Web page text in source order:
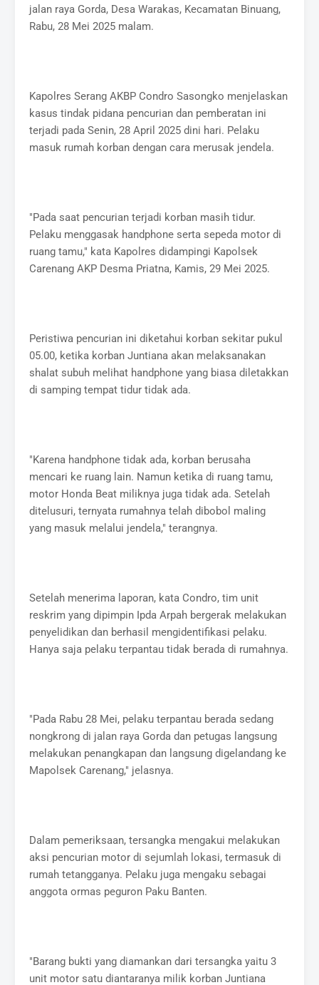
jalan raya Gorda, Desa Warakas, Kecamatan Binuang,
Rabu, 28 Mei 2025 malam.
Kapolres Serang AKBP Condro Sasongko menjelaskan
kasus tindak pidana pencurian dan pemberatan ini
terjadi pada Senin, 28 April 2025 dini hari. Pelaku
masuk rumah korban dengan cara merusak jendela.
"Pada saat pencurian terjadi korban masih tidur.
Pelaku menggasak handphone serta sepeda motor di
ruang tamu," kata Kapolres didampingi Kapolsek
Carenang AKP Desma Priatna, Kamis, 29 Mei 2025.
Peristiwa pencurian ini diketahui korban sekitar pukul
05.00, ketika korban Juntiana akan melaksanakan
shalat subuh melihat handphone yang biasa diletakkan
di samping tempat tidur tidak ada.
"Karena handphone tidak ada, korban berusaha
mencari ke ruang lain. Namun ketika di ruang tamu,
motor Honda Beat miliknya juga tidak ada. Setelah
ditelusuri, ternyata rumahnya telah dibobol maling
yang masuk melalui jendela," terangnya.
Setelah menerima laporan, kata Condro, tim unit
reskrim yang dipimpin Ipda Arpah bergerak melakukan
penyelidikan dan berhasil mengidentifikasi pelaku.
Hanya saja pelaku terpantau tidak berada di rumahnya.
"Pada Rabu 28 Mei, pelaku terpantau berada sedang
nongkrong di jalan raya Gorda dan petugas langsung
melakukan penangkapan dan langsung digelandang ke
Mapolsek Carenang," jelasnya.
Dalam pemeriksaan, tersangka mengakui melakukan
aksi pencurian motor di sejumlah lokasi, termasuk di
rumah tetangganya. Pelaku juga mengaku sebagai
anggota ormas peguron Paku Banten.
"Barang bukti yang diamankan dari tersangka yaitu 3
unit motor satu diantaranya milik korban Juntiana